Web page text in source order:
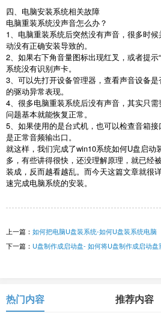
四、电脑安装系统相关故障
电脑重装系统没声音怎么办？
1
、电脑重装系统后突然没有声音，很多时
动没有正确安装导致的。
2 、如果右下角音量图标出现红叉，或者提
系统没有识别声卡。
3 、可以先打开设备管理器，查看声音设备
的驱动异常表现。
4 、很多电脑重装系统后没有声音，其实只
问题基本就能恢复正常。
5 、如果使用的是台式机，也可以检查音箱
是正常音频输出口。
就这样，我们完成了win10系统如何U盘启动
多，有些讲得很快，还没理解原理，就已经
装成，反而越看越乱。而今天这篇文章就很
速完成电脑系统的安装。
上一篇： 如何把电脑U盘装系统-如何U盘装系统电脑
下一篇： U盘制作成启动盘- 如何将U盘制作成启动盘
热门内容 推荐内容